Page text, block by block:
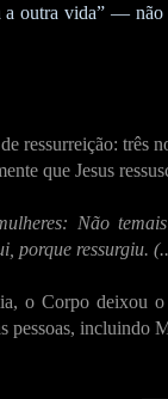
a outra vida” —
ressurreição: três
que Jesus
Não
porque ressurgiu.
o Corpo deixou
pessoas, incluindo